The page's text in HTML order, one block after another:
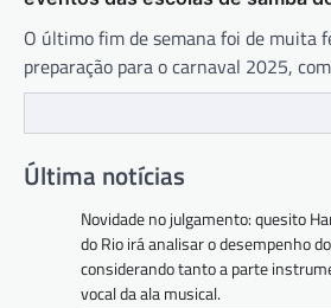
O último fim de semana foi de muita
preparação para o carnaval 2025,
Última notícias
Novidade no julgamento: quesito
do Rio irá analisar o desempenho
considerando tanto a parte
vocal da ala musical.